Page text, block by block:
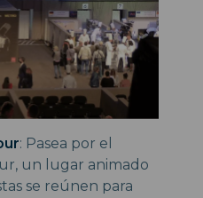
: Pasea por el
un lugar animado
se reúnen para